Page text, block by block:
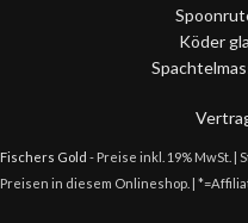
Köder
Fischers Gold - Preise inkl. 19% MwSt.
Preisen in diesem Onlineshop. |